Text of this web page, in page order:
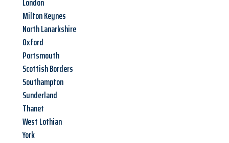
Milton Keynes
North Lanarkshire
Oxford
Portsmouth
Scottish Borders
Southampton
Sunderland
Thanet
West Lothian
York